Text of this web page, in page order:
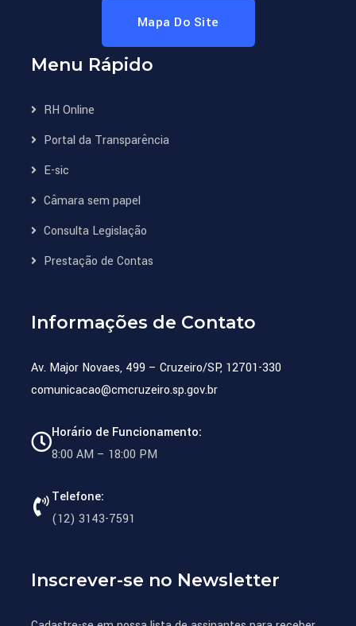
Mapa Do Site
Menu Rápido
RH Online
Portal da Transparência
E-sic
Câmara sem papel
Consulta Legislação
Prestação de Contas
Informações de Contato
Av. Major Novaes, 499 – Cruzeiro/SP, 12701-330
comunicacao@cmcruzeiro.sp.gov.br
Horário de Funcionamento:
8:00 AM – 18:00 PM
Telefone:
(12) 3143-7591
Inscrever-se no Newsletter